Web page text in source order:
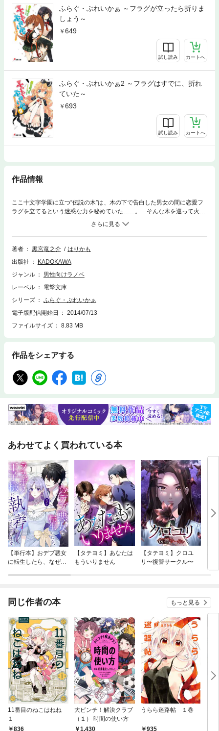
ふらぐ・ぶれいかぁ ～フラグが立ったら折りま
しょう～
649
試し読み カートへ
ふらぐ・ぶれいかぁ2 ～フラグはすでに、折れ
ていた～
693
試し読み カートへ
作品情報
ここ十文字学園に立つ“伝説の木”は、木の下で告白した男女の間に恋愛フ
ラグを立てるという迷惑な力を秘めていた……。 そんな木を巡って火花
を散らす2つの裏組織がある。一方は勝ち気な少女・桜子が 「リア充、全
滅しろ！ 」 とフラグを折る《アルテミス》。対するは清楚な舞が 「非モ
テ、ひがむな！ 」 とフラグを守る《アポロン》。 そして、運悪く分岐
粉砕（フラグ・ブレイカー）の力が覚醒した俺は2人に迫られ ── 恋とバ
著者 黒宮竜之介
はりかも
出版社
KADOKAWA
ジャンル
男性向けラノベ
レーベル
電撃文庫
シリーズ
ふらぐ・ぶれいかぁ
電子版配信開始日
2014/07/13
ファイルサイズ
8.83 MB
作品をシェアする
あわせてよく買われている本
【単行本】おデブ悪女
に転生したら、なぜか
【タテヨミ】あなたは
もういりません
【タテヨミ】クロユ
リ〜復讐サークル〜
バ
今
同じ作者の本 もっと見る
11番目のねこはねね
１
836
大ピンチ！解決クラブ
（１） 時間の使い方
1,430
うらら迷路帖 １巻
935
夜
巻